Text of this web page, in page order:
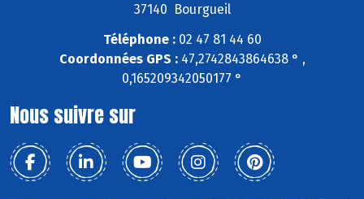
37140 Bourgueil
Téléphone :02 47 81 44 60
Coordonnées GPS :47,2742843864638 ° ,
0,165209342050177 °
Nous suivre sur